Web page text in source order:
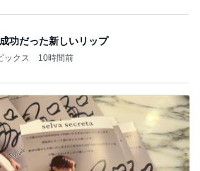
功だった新しいリップ
ックス 10時間前